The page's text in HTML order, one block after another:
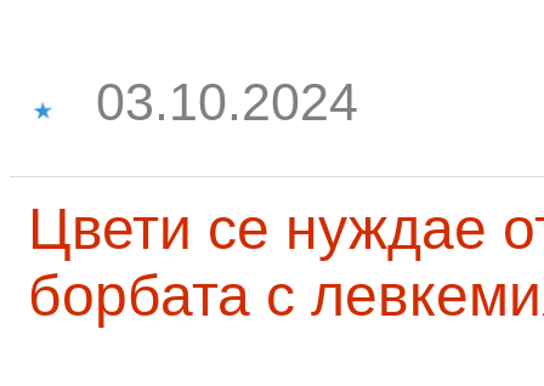
03.10.2024
Цвети се нуждае
борбата с